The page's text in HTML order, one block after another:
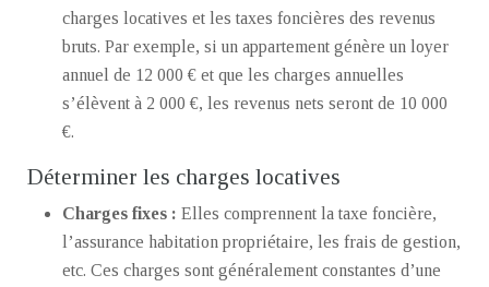
charges locatives et les taxes foncières des revenus
bruts. Par exemple, si un appartement génère un loyer
annuel de 12 000 € et que les charges annuelles
s’élèvent à 2 000 €, les revenus nets seront de 10 000
€.
Déterminer les charges locatives
Charges fixes : Elles comprennent la taxe foncière,
l’assurance habitation propriétaire, les frais de gestion,
etc. Ces charges sont généralement constantes d’une